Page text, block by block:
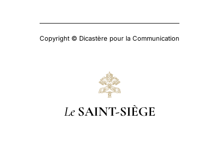
Copyright © Dicastère pour la Communication
Le SAINT-SIÈGE